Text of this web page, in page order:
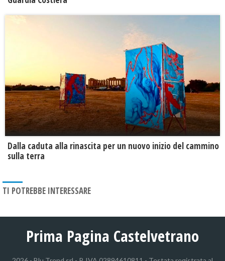
Dalla caduta alla rinascita per un nuovo inizio del cammino
sulla terra
TI POTREBBE INTERESSARE
Prima Pagina Castelvetrano